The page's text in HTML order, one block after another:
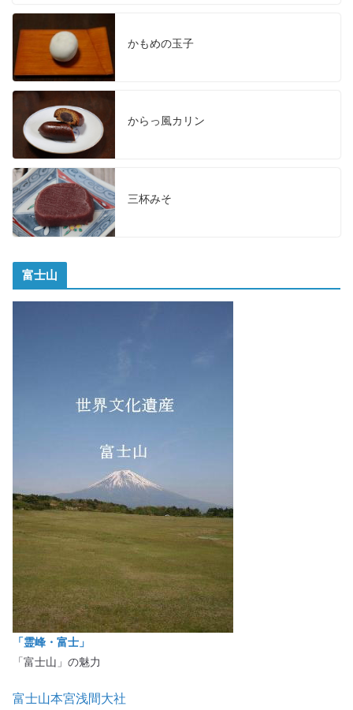
かもめの玉子
からっ風カリン
三杯みそ
富士山
「霊峰・富士」
「富士山」の魅力
富士山本宮浅間大社